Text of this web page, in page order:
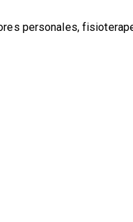
personales,